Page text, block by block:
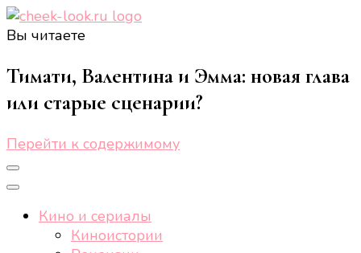
здоровом образе жизни, спорте, стиле, отдыхе и
еде.
Вы читаете
Тимати, Валентина и Эмма: новая глава
или старые сценарии?
Перейти к содержимому
Кино и сериалы
Киноистории